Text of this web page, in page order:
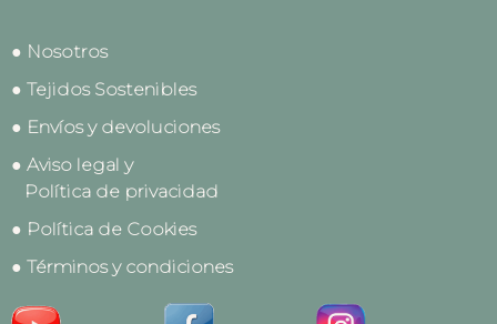
● Nosotros
● Tejidos Sostenibles
● Envíos y devoluciones
● Aviso legal y
Política de privacidad
● Política de Cookies
● Términos y condiciones